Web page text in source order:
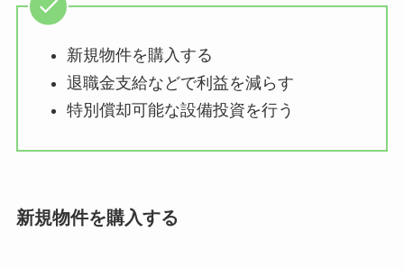
新規物件を購入する
退職金支給などで利益を減らす
特別償却可能な設備投資を行う
新規物件を購入する